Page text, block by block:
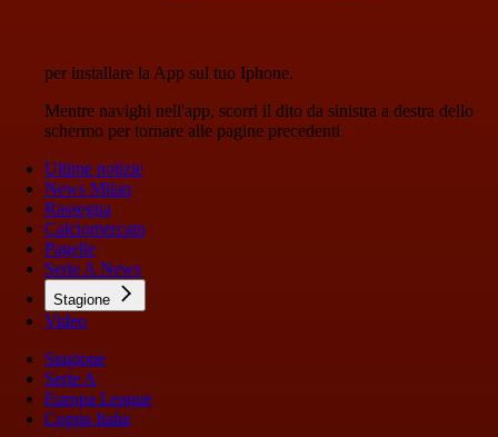
per installare la App sul tuo Iphone.
Mentre navighi nell'app, scorri il dito da sinistra a destra dello
schermo per tornare alle pagine precedenti
Ultime notizie
News Milan
Rassegna
Calciomercato
Pagelle
Serie A News
Stagione
Video
Stagione
Serie A
Europa League
Coppa Italia